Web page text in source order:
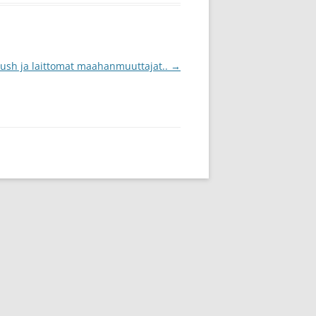
ja laittomat maahanmuuttajat.. →